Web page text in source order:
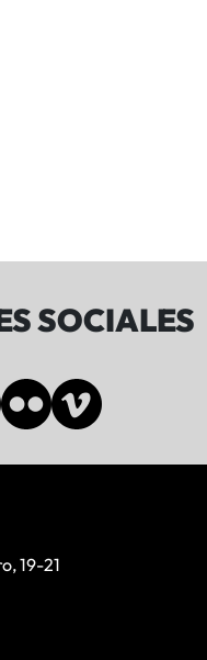
SOCIALES
19-21